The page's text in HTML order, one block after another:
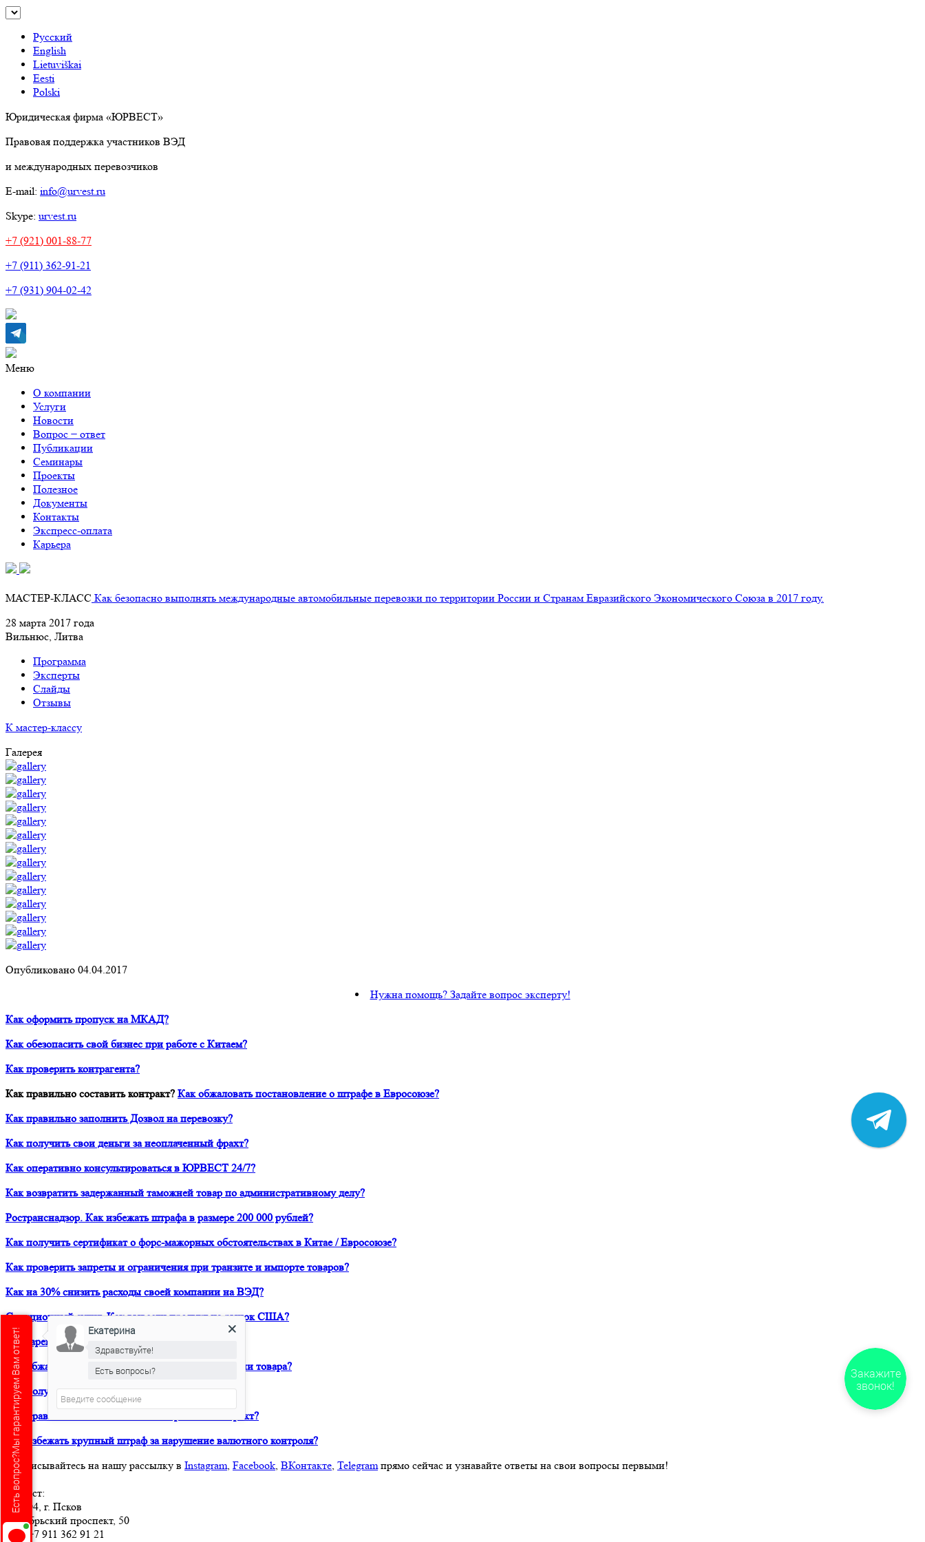
Русский
English
Lietuviškai
Eesti
Polski
Юридическая фирма «ЮРВЕСТ»
Правовая поддержка участников ВЭД
и международных перевозчиков
E-mail: info@urvest.ru
Skype: urvest.ru
+7 (921) 001-88-77
+7 (911) 362-91-21
+7 (931) 904-02-42
Меню
О компании
Услуги
Новости
Вопрос − ответ
Публикации
Семинары
Проекты
Полезное
Документы
Контакты
Экспресс-оплата
Карьера
МАСТЕР-КЛАСС Как безопасно выполнять международные автомобильные перевозки по территории России и Странам Евразийского Экономического Союза в 2017 году.
28 марта 2017 года
Вильнюс, Литва
Программа
Эксперты
Слайды
Отзывы
К мастер-классу
Галерея
Опубликовано 04.04.2017
Нужна помощь? Задайте вопрос эксперту!
Как оформить пропуск на МКАД?
Как обезопасить свой бизнес при работе с Китаем?
Как проверить контрагента?
Как правильно составить контракт? Как обжаловать постановление о штрафе в Евросоюзе?
Как правильно заполнить Дозвол на перевозку?
Как получить свои деньги за неоплаченный фрахт?
Как оперативно консультироваться в ЮРВЕСТ 24/7?
Как возвратить задержанный таможней товар по административному делу?
Ространснадзор. Как избежать штрафа в размере 200 000 рублей?
Как получить сертификат о форс-мажорных обстоятельствах в Китае / Евросоюзе?
Как проверить запреты и ограничения при транзите и импорте товаров?
Как на 30% снизить расходы своей компании на ВЭД?
Санкционный аудит. Как вывести продукт на рынок США?
Как зарегистрировать товарный знак в ТРОИС?
Как обжаловать решение таможни о классификации товара?
Как получить предварительное классрешение?
Как правильно составить внешнеторговый контракт?
Как избежать крупный штраф за нарушение валютного контроля?
Подписывайтесь на нашу рассылку в Instagram, Facebook, ВКонтакте, Telegramпрямо сейчас и узнавайте ответы на свои вопросы первыми!
Юрвест:
180004, г. Псков
Октябрьский проспект, 50
Тел: +7 911 362 91 21
Закажите
звонок!
Есть вопрос?Мы гарантируем Вам ответ! Екатерина
Здравствуйте!
Есть вопросы?
Екатеринапечатает...